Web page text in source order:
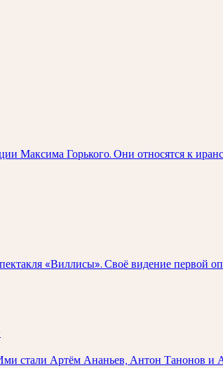
Максима Горького. Они относятся к
«Виллисы». Своё видение первой
стали Артём Ананьев, Антон Танонов и